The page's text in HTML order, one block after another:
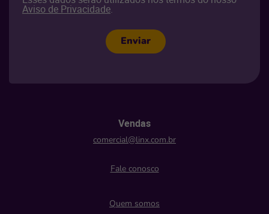
Aviso de Privacidade.
Enviar
Vendas
comercial@linx.com.br
Fale conosco
Quem somos